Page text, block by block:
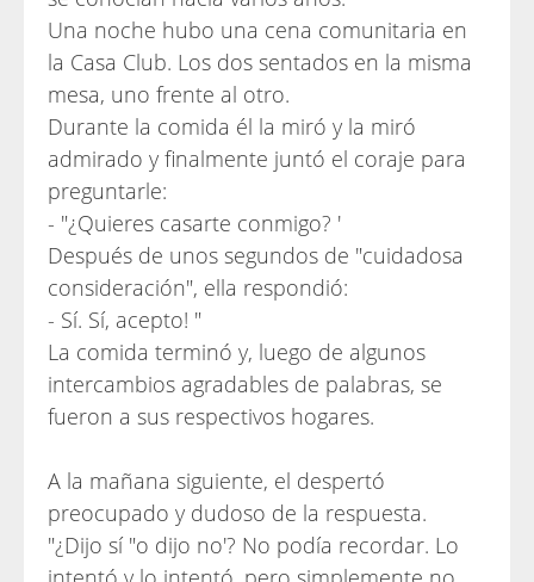
Una noche hubo una cena comunitaria en
la Casa Club. Los dos sentados en la misma
mesa, uno frente al otro.
Durante la comida él la miró y la miró
admirado y finalmente juntó el coraje para
preguntarle:
- "¿Quieres casarte conmigo? '
Después de unos segundos de "cuidadosa
consideración", ella respondió:
- Sí. Sí, acepto! "
La comida terminó y, luego de algunos
intercambios agradables de palabras, se
fueron a sus respectivos hogares.
A la mañana siguiente, el despertó
preocupado y dudoso de la respuesta.
"¿Dijo sí "o dijo no'? No podía recordar. Lo